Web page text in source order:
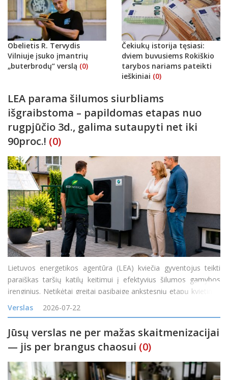
Obelietis R. Tervydis
Vilniuje įsuko įmantrių
„buterbrodų“ verslą (0)
Čekiukų istorija tęsiasi:
dviem buvusiems Rokiškio
tarybos nariams pateikti
ieškiniai (0)
LEA parama šilumos siurbliams
išgraibstoma – papildomas etapas nuo
rugpjūčio 3d., galima sutaupyti net iki
90proc.! (0)
Lietuvos energetikos agentūra (LEA) kviečia gyventojus teikti
paraiškas taršių katilų keitimui į efektyvius šilumos gamybos
įrenginius. Netikėtai greitai pasibaigę ankstesnių etapų kvietimai
rodo itin didelį gyventojų susidomėjimą naujais ir efektyviais
šilumos siurbliais
Verslas 2026-07-22
Jūsų verslas ne per mažas skaitmenizacijai
— jis per brangus chaosui (0)